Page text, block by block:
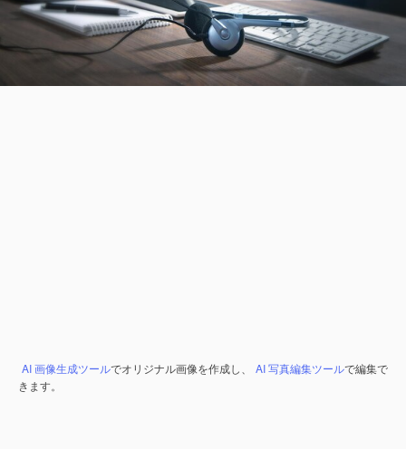
AI 画像生成ツールでオリジナル画像を作成し、 AI 写真編集ツールで編集で
きます。